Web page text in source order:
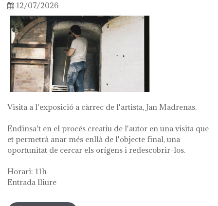
12/07/2026
Visita a l'exposició a càrrec de l'artista, Jan Madrenas.
Endinsa't en el procés creatiu de l'autor en una visita que
et permetrà anar més enllà de l'objecte final, una
oportunitat de cercar els orígens i redescobrir-los.
Horari: 11h
Entrada lliure